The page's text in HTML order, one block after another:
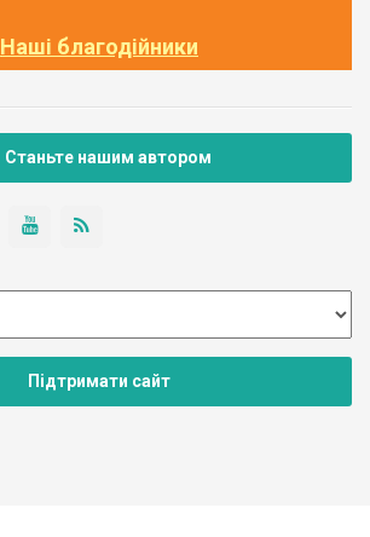
Наші благодійники
Станьте нашим автором
Підтримати сайт